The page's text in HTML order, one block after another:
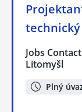
technický
Jobs
Litomyšl
Plný